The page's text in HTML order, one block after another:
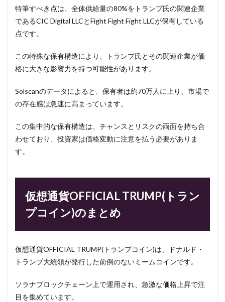
特筆すべき点は、全体供給量の80%をトランプ氏の関連企業
であるCIC Digital LLCとFight Fight Fight LLCが保有している
点です。
この特殊な保有構造により、トランプ氏とその関連企業が価
格に大きな影響力を持つ可能性があります。
Solscanのデータによると、保有者は約70万人に上り、市場で
の存在感は急速に高まっています。
この集中的な保有構造は、チャンスとリスクの両面を持ち合
わせており、投資家は価格変動に注意を払う必要がありま
す。
仮想通貨OFFICIAL TRUMP(トラン
プコイン)のまとめ
仮想通貨OFFICIAL TRUMP(トランプコイン)は、ドナルド・
トランプ大統領が発行した前例のないミームコインです。
ソラナブロックチェーン上で運用され、急激な価格上昇で注
目を集めています。